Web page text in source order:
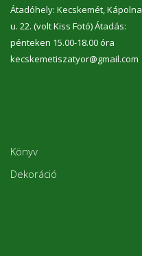
Átadóhely: Kecskemét, Kápolna
u. 22. (volt Kiss Fotó) Átadás:
pénteken 15.00-18.00 óra
kecskemetiszatyor@gmail.com
Könyv
Dekoráció